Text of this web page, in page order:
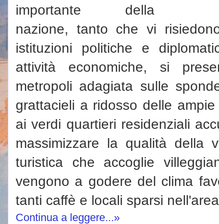
importante della
nazione, tanto che vi
istituzioni politiche e
attività economiche, si
metropoli adagiata sulle
grattacieli a ridosso delle
ai verdi quartieri residenziali
massimizzare la qualità della
turistica che accoglie
vengono a godere del clima
tanti caffè e locali sparsi
Continua a leggere...»